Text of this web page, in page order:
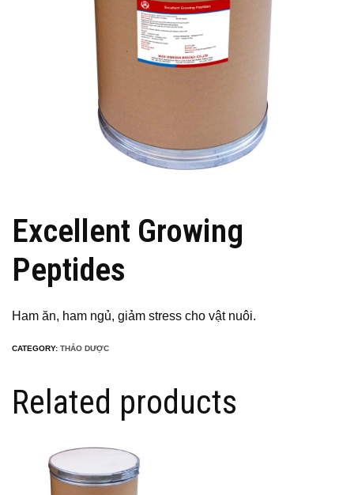
Excellent Growing
Peptides
Ham ăn, ham ngủ, giảm stress cho vật nuôi.
CATEGORY: THẢO DƯỢC
Related products